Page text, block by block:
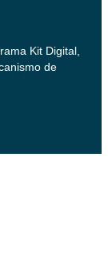
Kit Digital,
de